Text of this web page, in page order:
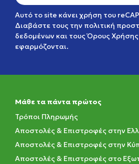
Αυτό το site κάνει χρήση του
Διαβάστε τους την πολιτική
δεδομένων και τουςΌρους
εφαρμόζονται.
Μάθε τα πάντα πρώτος
Τρόποι Πληρωμής
Αποστολές & Επιστροφές στην
Αποστολές & Επιστροφές στην
Αποστολές & Επιστροφές στο